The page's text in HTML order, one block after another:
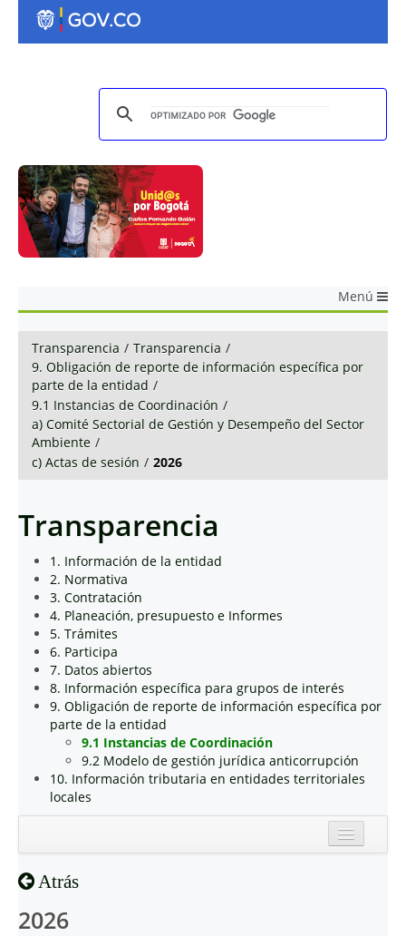
Menú
Transparencia / Transparencia /
9. Obligación de reporte de información específica por
parte de la entidad /
9.1 Instancias de Coordinación /
a) Comité Sectorial de Gestión y Desempeño del Sector
Ambiente /
c) Actas de sesión / 2026
Transparencia
1. Información de la entidad
2. Normativa
3. Contratación
4. Planeación, presupuesto e Informes
5. Trámites
6. Participa
7. Datos abiertos
8. Información específica para grupos de interés
9. Obligación de reporte de información específica por
parte de la entidad
9.1 Instancias de Coordinación
9.2 Modelo de gestión jurídica anticorrupción
10. Información tributaria en entidades territoriales
locales
Atrás
2026